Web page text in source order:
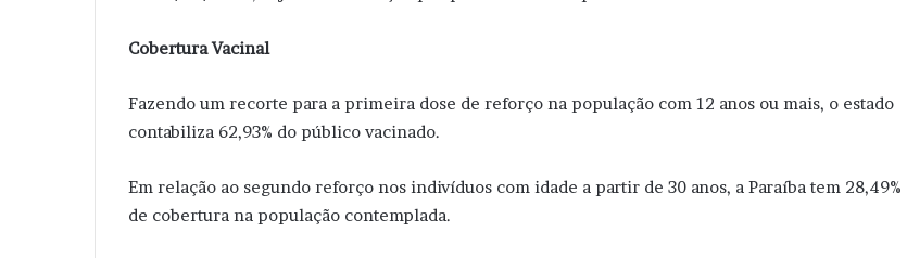
Cobertura Vacinal
Fazendo um recorte para a primeira dose de reforço na população com 12 anos ou mais, o estado
contabiliza 62,93% do público vacinado.
Em relação ao segundo reforço nos indivíduos com idade a partir de 30 anos, a Paraíba tem 28,49%
de cobertura na população contemplada.